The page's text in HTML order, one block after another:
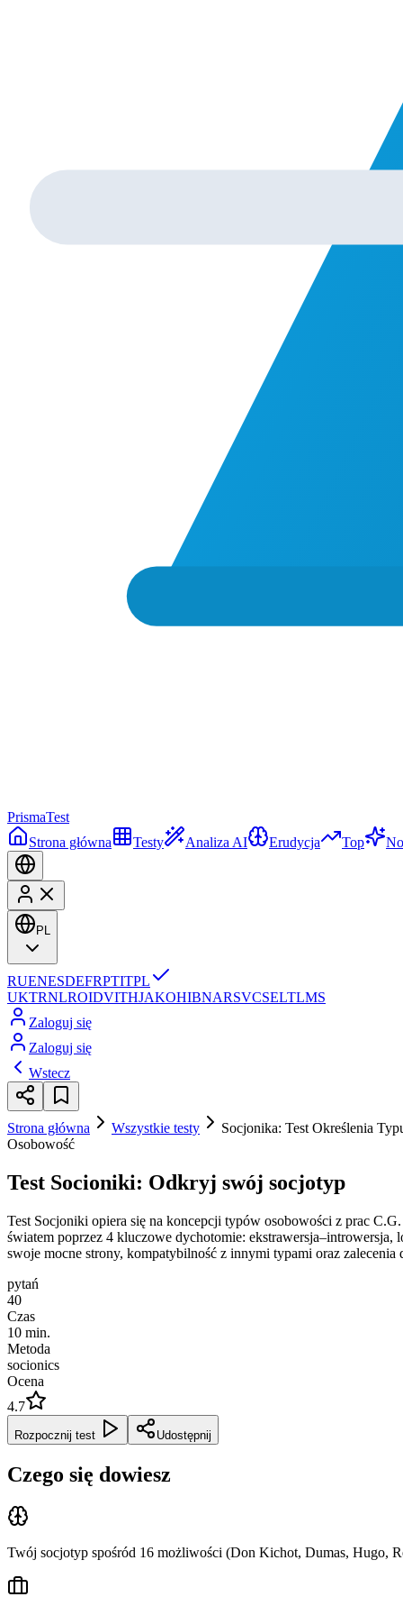
PrismaTest
Strona główna
Testy Analiza AI Erudycja Top
PL
RUENESDEFRPTITPL
UKTRNLROIDVITHJAKOHIBNARSVCSELTLMS
Zaloguj się
Zaloguj się
Wstecz
Strona główna Wszystkie testy
Socjonika: Test Określenia
Osobowość
Test Socioniki: Odkryj swój socjotyp
Test Socjoniki opiera się na koncepcji typów osobowości z prac
światem poprzez 4 kluczowe dychotomie:
swoje mocne strony, kompatybilność z innymi typami oraz zalecenia
pytań
40
Czas
10 min.
Metoda
socionics
Ocena
4.7
Rozpocznij test Udostępnij
Czego się dowiesz
Twój socjotyp spośród 16 możliwości (Don Kichot, Dumas, Hugo,